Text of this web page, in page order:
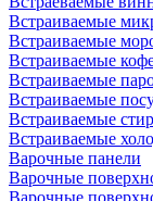
Встраиваемые
Встраиваемые
Встраиваемые
Встраиваемые
Встраиваемые
Встраиваемые
Встраиваемые
Варочные панели
Варочные
Варочные